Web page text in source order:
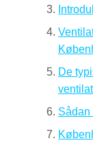
De
Sådan